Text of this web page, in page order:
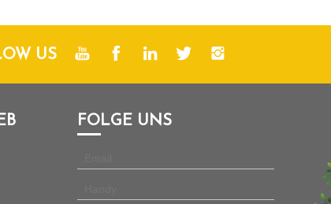
FOLGE UNS